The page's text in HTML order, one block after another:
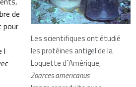
Les scientifiques ont étudié
les protéines antigel de la
Loquette d´Amérique,
Zoarces americanus
de
pour
l